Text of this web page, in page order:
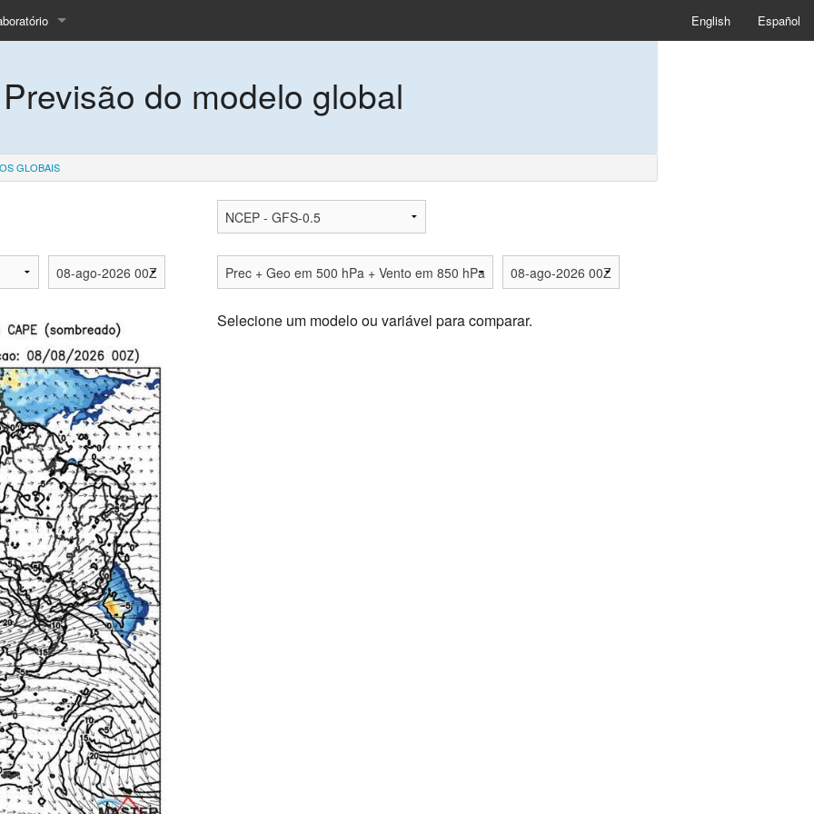
dados
English Español
Previsão do modelo global
GLOBAIS
Selecione um modelo ou variável para comparar.